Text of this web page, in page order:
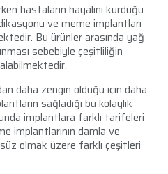
hastaların hayalini kurduğu
ve meme implantları
Bu ürünler arasında yağ
sebebiyle çeşitliliğin
daha zengin olduğu için daha
sağladığı bu kolaylık
implantlara farklı tarifeleri
implantlarının damla ve
olmak üzere farklı çeşitleri